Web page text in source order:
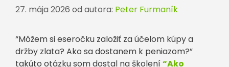
27. mája 2026 od autora: Peter Furmaník
“Môžem si eseročku založiť za účelom kúpy a
držby zlata? Ako sa dostanem k peniazom?”
takúto otázku som dostal na školení“Ako